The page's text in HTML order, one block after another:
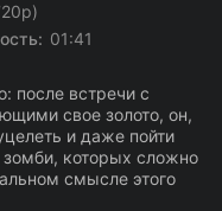
01:41
после встречи с
свое золото, он,
и даже пойти
которых сложно
смысле этого